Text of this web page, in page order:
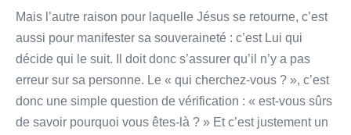
Mais l’autre raison pour laquelle Jésus se retourne, c’est
aussi pour manifester sa souveraineté : c’est Lui qui
décide qui le suit. Il doit donc s’assurer qu’il n’y a pas
erreur sur sa personne. Le « qui cherchez-vous ? », c’est
donc une simple question de vérification : « est-vous sûrs
de savoir pourquoi vous êtes-là ? » Et c’est justement un